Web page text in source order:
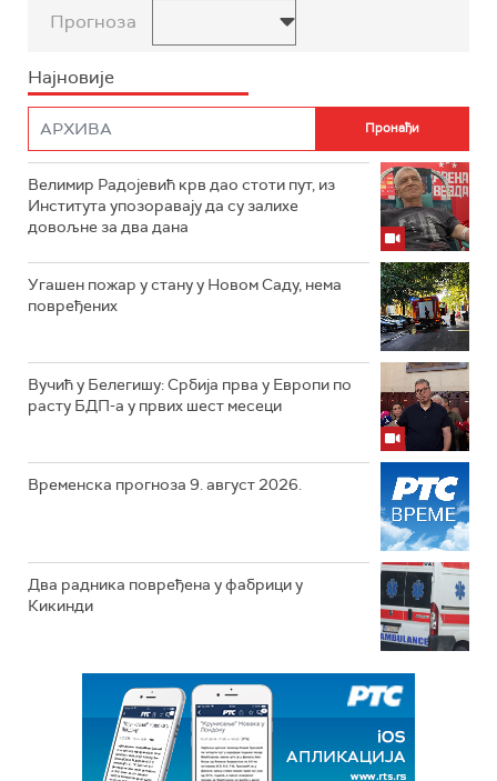
Прогноза
Најновије
Велимир Радојевић крв дао стоти пут, из
Института упозоравају да су залихе
довољне за два дана
Угашен пожар у стану у Новом Саду, нема
повређених
Вучић у Белегишу: Србија прва у Европи по
расту БДП-а у првих шест месеци
Временска прогноза 9. август 2026.
Два радника повређена у фабрици у
Кикинди